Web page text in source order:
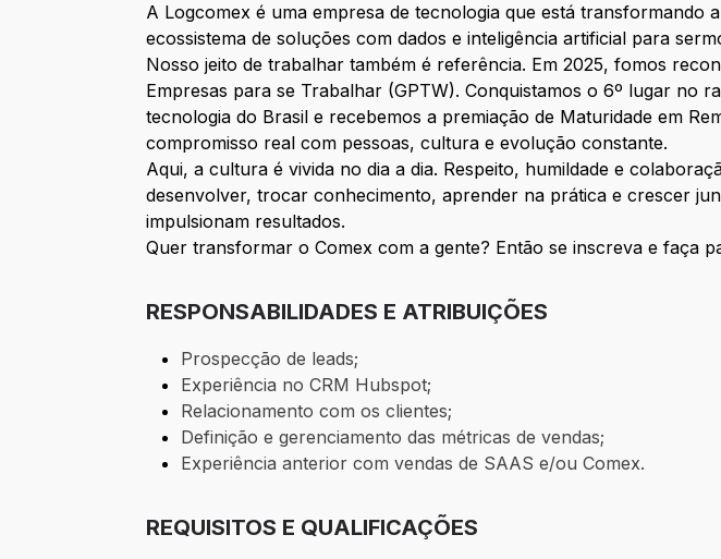
A Logcomex é uma empresa de tecnologia que está
ecossistema de soluções com dados e inteligência artificial para
Nosso jeito de trabalhar também é referência. Em 2025, fomos
Empresas para se Trabalhar (GPTW). Conquistamos o 6º lugar no
tecnologia do Brasil e recebemos a premiação de Maturidade em
compromisso real com pessoas, cultura e evolução constante.
Aqui, a cultura é vivida no dia a dia. Respeito, humildade e
desenvolver, trocar conhecimento, aprender na prática e crescer
impulsionam resultados.
Quer transformar o Comex com a gente? Então se inscreva e faça
RESPONSABILIDADES E ATRIBUIÇÕES
Prospecção de leads;
Experiência no CRM Hubspot;
Relacionamento com os clientes;
Definição e gerenciamento das métricas de vendas;
Experiência anterior com vendas de SAAS e/ou Comex.
REQUISITOS E QUALIFICAÇÕES